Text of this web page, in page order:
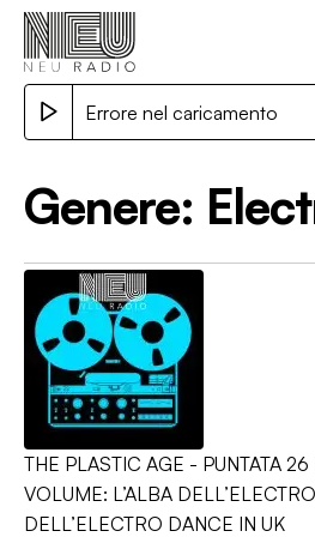
Errore nel caricamento
Genere:
THE PLASTIC AGE - PUNTATA 26
VOLUME: L’ALBA
DELL’ELECTRO DANCE IN UK